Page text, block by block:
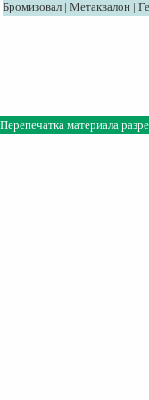
Бромизовал | Метаквалон |
Перепечатка материала